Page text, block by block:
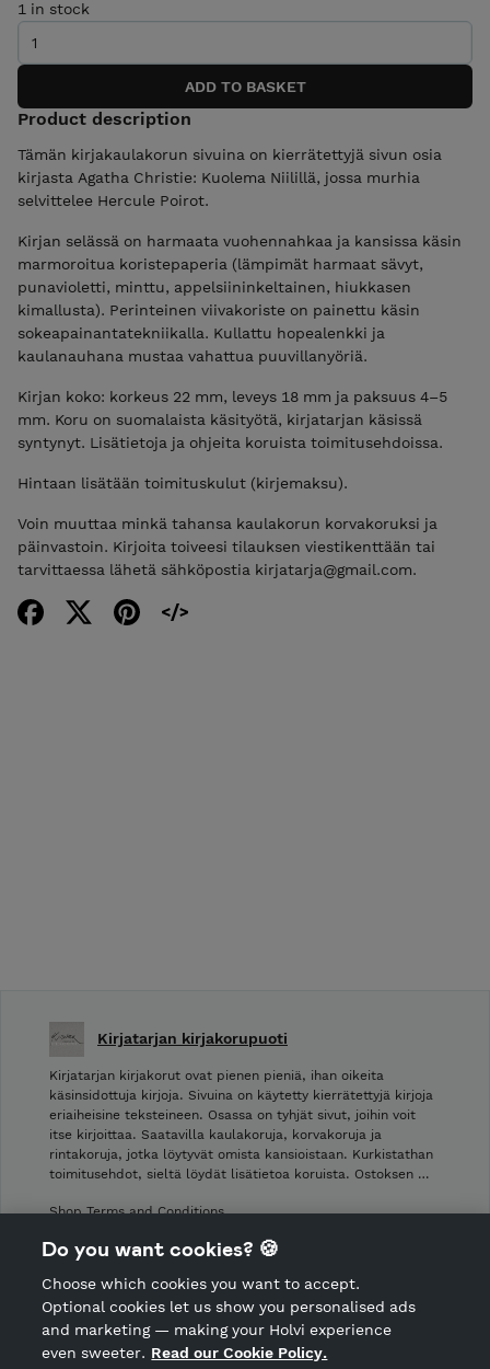
1 in stock
Product description
Tämän kirjakaulakorun sivuina on kierrätettyjä sivun osia
kirjasta Agatha Christie: Kuolema Niilillä, jossa murhia
selvittelee Hercule Poirot.
Kirjan selässä on harmaata vuohennahkaa ja kansissa käsin
marmoroitua koristepaperia (lämpimät harmaat sävyt,
punavioletti, minttu, appelsiininkeltainen, hiukkasen
kimallusta). Perinteinen viivakoriste on painettu käsin
sokeapainantatekniikalla. Kullattu hopealenkki ja
kaulanauhana mustaa vahattua puuvillanyöriä.
Kirjan koko: korkeus 22 mm, leveys 18 mm ja paksuus 4–5
mm. Koru on suomalaista käsityötä, kirjatarjan käsissä
syntynyt. Lisätietoja ja ohjeita koruista toimitusehdoissa.
Hintaan lisätään toimituskulut (kirjemaksu).
Voin muuttaa minkä tahansa kaulakorun korvakoruksi ja
päinvastoin. Kirjoita toiveesi tilauksen viestikenttään tai
tarvittaessa lähetä sähköpostia kirjatarja@gmail.com.
Kirjatarjan kirjakorupuoti
Kirjatarjan kirjakorut ovat pienen pieniä, ihan oikeita
käsinsidottuja kirjoja. Sivuina on käytetty kierrätettyjä kirjoja
eriaiheisine teksteineen. Osassa on tyhjät sivut, joihin voit
itse kirjoittaa. Saatavilla kaulakoruja, korvakoruja ja
rintakoruja, jotka löytyvät omista kansioistaan. Kurkistathan
toimitusehdot, sieltä löydät lisätietoa koruista. Ostoksen …
Shop Terms and Conditions
Cancellation policy
CANCEL ORDER
Do you want cookies? 🍪
Choose which cookies you want to accept.
Optional cookies let us show you personalised ads
and marketing — making your Holvi experience
even sweeter. Read our Cookie Policy.